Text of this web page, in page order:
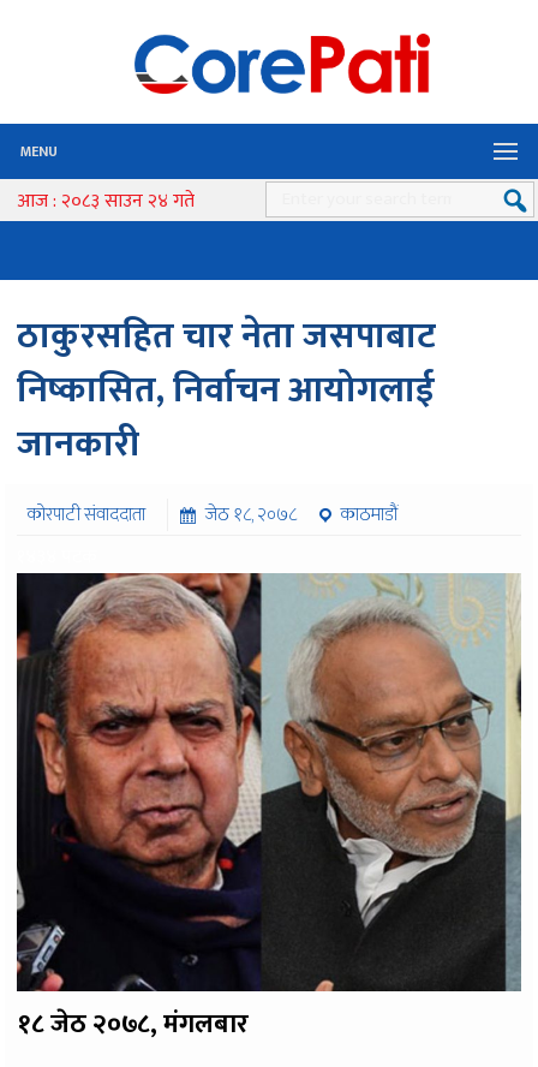
MENU
आज : २०८३ साउन २४ गते
ठाकुरसहित चार नेता जसपाबाट
निष्कासित, निर्वाचन आयोगलाई
जानकारी
कोरपाटी संवाददाता जेठ १८, २०७८
काठमाडौं
१८ जेठ २०७८, मंगलबार